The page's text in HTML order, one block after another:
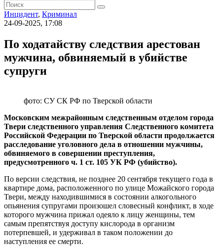
Инцидент, Криминал
24-09-2025, 17:08
По ходатайству следствия арестован
мужчина, обвиняемый в убийстве
супруги
фото: СУ СК РФ по Тверской области
Московским межрайонным следственным отделом города
Твери следственного управления Следственного комитета
Российской Федерации по Тверской области продолжается
расследование уголовного дела в отношении мужчины,
обвиняемого в совершении преступления,
предусмотренного ч. 1 ст. 105 УК РФ (убийство).
По версии следствия, не позднее 20 сентября текущего года в
квартире дома, расположенного по улице Можайского города
Твери, между находившимися в состоянии алкогольного
опьянения супругами произошел словесный конфликт, в ходе
которого мужчина прижал одеяло к лицу женщины, тем
самым препятствуя доступу кислорода в организм
потерпевшей, и удерживал в таком положении до
наступления ее смерти.